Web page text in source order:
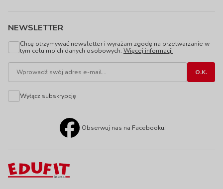
NEWSLETTER
Chcę otrzymywać newsletter i wyrażam zgodę na przetwarzanie w
tym celu moich danych osobowych. Więcej informacji
Wyłącz subskrypcję
Obserwuj nas na Facebooku!